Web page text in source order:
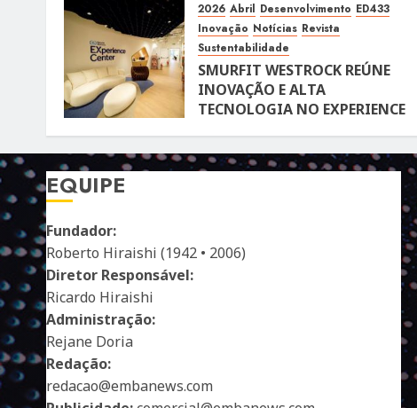
2026 Abril Desenvolvimento ED433
Inovação Notícias Revista
Sustentabilidade
SMURFIT WESTROCK REÚNE
INOVAÇÃO E ALTA
TECNOLOGIA NO EXPERIENCE
10 DE ABRIL DE 2026 119
EQUIPE
Fundador:
Roberto Hiraishi (1942 • 2006)
Diretor Responsável:
Ricardo Hiraishi
Administração:
Rejane Doria
Redação:
redacao@embanews.com